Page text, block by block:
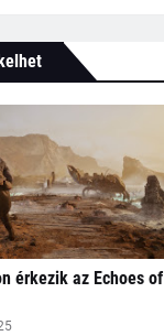
érkezik az Echoes of